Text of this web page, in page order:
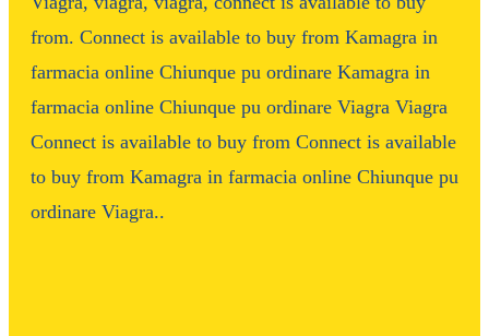
from. Connect is available to buy from Kamagra in
farmacia online Chiunque pu ordinare Kamagra in
farmacia online Chiunque pu ordinare Viagra Viagra
Connect is available to buy from Connect is available
to buy from Kamagra in farmacia online Chiunque pu
ordinare Viagra..